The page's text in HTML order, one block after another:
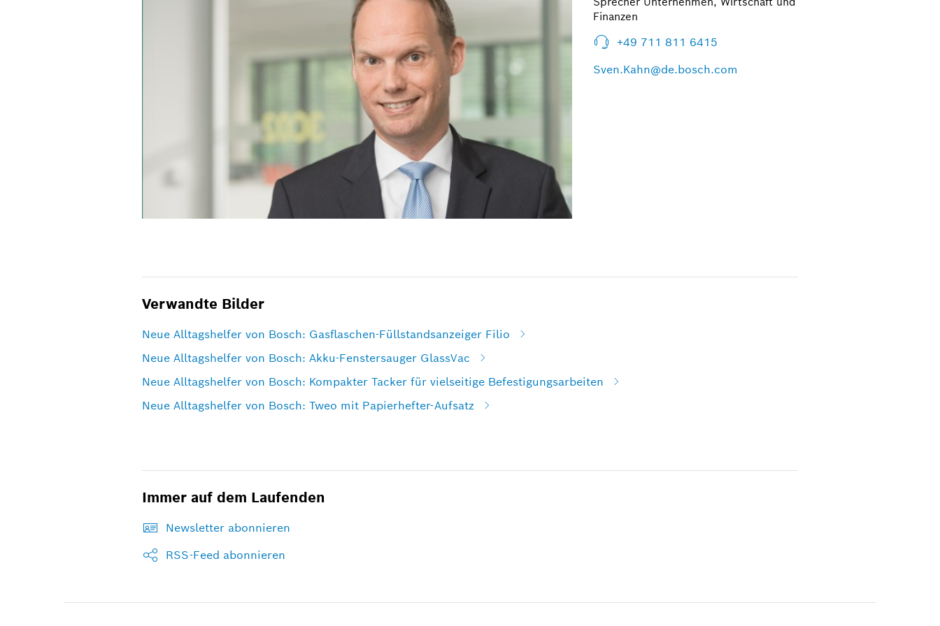
Finanzen
+49 711 811 6415
Sven.Kahn@de.bosch.com
Verwandte Bilder
Neue Alltagshelfer von Bosch: Gasflaschen-Füllstandsanzeiger Filio
Neue Alltagshelfer von Bosch: Akku-Fenstersauger GlassVac
Neue Alltagshelfer von Bosch: Kompakter Tacker für vielseitige Befestigungsarbeiten
Neue Alltagshelfer von Bosch: Tweo mit Papierhefter-Aufsatz
Immer auf dem Laufenden
Newsletter abonnieren
RSS-Feed abonnieren